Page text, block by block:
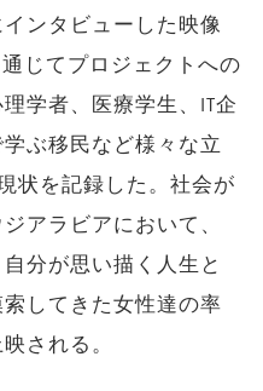
ンタビューした映像
じてプロジェクトへの
学者、 医療学生、 IT企
ぶ移民など様々な立
状を記録した。社会が
アラビアにおいて、
分が思い描く人生と
してきた女性達の率
される。